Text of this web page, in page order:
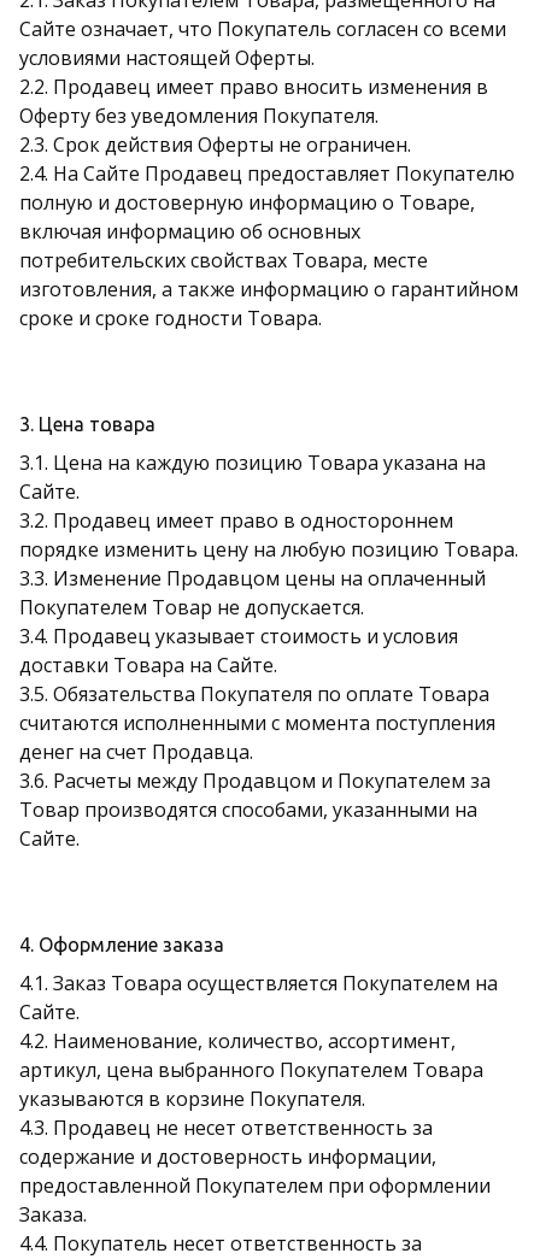
Сайте означает, что Покупатель согласен со всеми
условиями настоящей Оферты.
2.2. Продавец имеет право вносить изменения в
Оферту без уведомления Покупателя.
2.3. Срок действия Оферты не ограничен.
2.4. На Сайте Продавец предоставляет Покупателю
полную и достоверную информацию о Товаре,
включая информацию об основных
потребительских свойствах Товара, месте
изготовления, а также информацию о гарантийном
сроке и сроке годности Товара.
3. Цена товара
3.1. Цена на каждую позицию Товара указана на
Сайте.
3.2. Продавец имеет право в одностороннем
порядке изменить цену на любую позицию Товара.
3.3. Изменение Продавцом цены на оплаченный
Покупателем Товар не допускается.
3.4. Продавец указывает стоимость и условия
доставки Товара на Сайте.
3.5. Обязательства Покупателя по оплате Товара
считаются исполненными с момента поступления
денег на счет Продавца.
3.6. Расчеты между Продавцом и Покупателем за
Товар производятся способами, указанными на
Сайте.
4. Оформление заказа
4.1. Заказ Товара осуществляется Покупателем на
Сайте.
4.2. Наименование, количество, ассортимент,
артикул, цена выбранного Покупателем Товара
указываются в корзине Покупателя.
4.3. Продавец не несет ответственность за
содержание и достоверность информации,
предоставленной Покупателем при оформлении
Заказа.
4.4. Покупатель несет ответственность за